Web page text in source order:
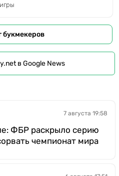
игры
букмекеров
в Google News
7 августа 19:58
ФБР раскрыло серию
чемпионат мира